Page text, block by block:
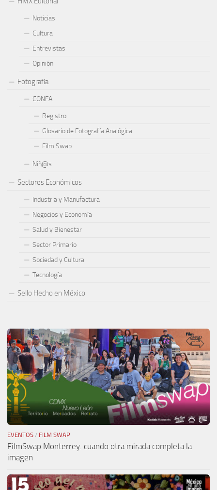
Noticias
Cultura
Entrevistas
Opinión
Fotografía
CONFA
Registro
Glosario de Fotografía Analógica
Film Swap
Niñ@s
Sectores Económicos
Industria y Manufactura
Negocios y Economía
Salud y Bienestar
Sector Primario
Sociedad y Cultura
Tecnología
Sello Hecho en México
EVENTOS / FILM SWAP
FilmSwap Monterrey: cuando otra mirada completa la
imagen